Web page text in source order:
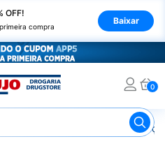
OFF!
compra
Baixar
0
Remédios para Alergias e